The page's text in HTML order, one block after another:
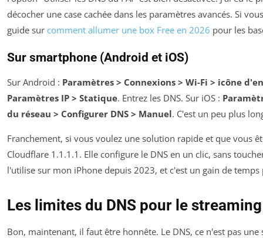
décocher une case cachée dans les paramètres avancés. Si
guide sur comment allumer une box Free en 2026 pour les
Sur smartphone (Android et iOS)
Sur Android : Paramètres > Connexions > Wi-Fi > icône
Paramètres IP > Statique. Entrez les DNS. Sur iOS :
du réseau > Configurer DNS > Manuel. C'est un peu plus
Franchement, si vous voulez une solution rapide et que vous
Cloudflare 1.1.1.1. Elle configure le DNS en un clic, sans
l'utilise sur mon iPhone depuis 2023, et c'est un gain de
Les limites du DNS pour le streaming
Bon, maintenant, il faut être honnête. Le DNS, ce n'est pas